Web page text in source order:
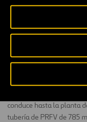
tramo realizado en
en tubería de policrete
mediante una hinca
La cámara de captación
sumergibles 1.800 m³/h
total, y con motor de 355
conduce hasta la planta
tubería de PRFV de 785